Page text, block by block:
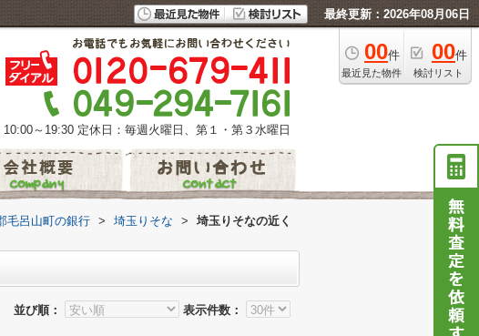
最終更新：2026年08月06日
00件
最近見た物件
00件
検討リスト
～19:30 定休日：毎週火曜日、第１・第３水曜日
毛呂山町の銀行 > 埼玉りそな >
埼玉りそなの近く
並び順： 表示件数：